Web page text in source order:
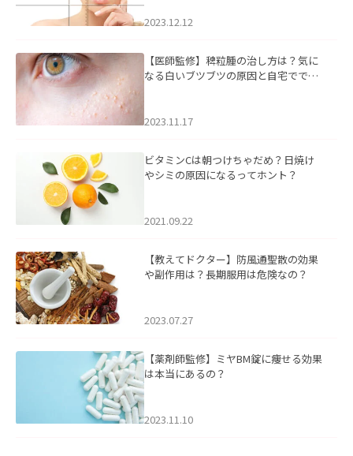
2023.12.12
【医師監修】稗粒腫の治し方は？気に
なる白いブツブツの原因と自宅ででき
2023.11.17
ビタミンCは朝つけちゃだめ？日焼け
やシミの原因になるってホント？
2021.09.22
【教えてドクター】防風通聖散の効果
や副作用は？長期服用は危険なの？
2023.07.27
【薬剤師監修】ミヤBM錠に痩せる効果
は本当にあるの？
2023.11.10